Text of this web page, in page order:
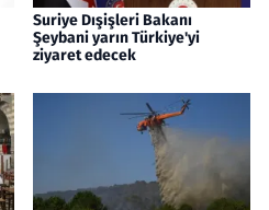
Suriye Dışişleri Bakanı
Şeybani yarın Türkiye'yi
ziyaret edecek